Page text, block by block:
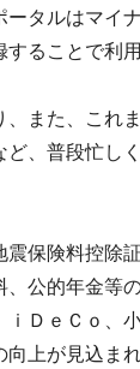
タルはマイ
ることで利
また、これ
、普段忙し
保険料控除
公的年金等
ＤｅＣｏ、
上が見込まれ